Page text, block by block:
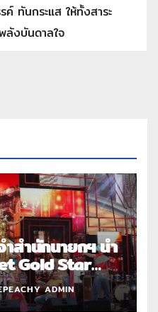
ทันกระแส ให้ทั้งสาระ
ลังบันดาลใจ
ำสำนักนายกฯ นำ
Gold Star
ดต้นแบบ
ADMIN